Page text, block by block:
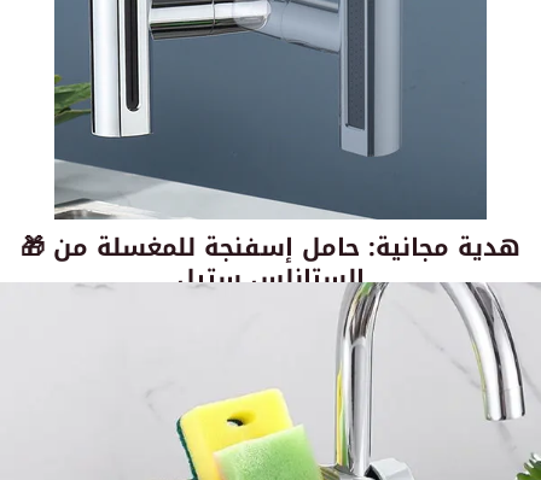
🎁 هدية مجانية: حامل إسفنجة للمغسلة من
الستانلس ستيل